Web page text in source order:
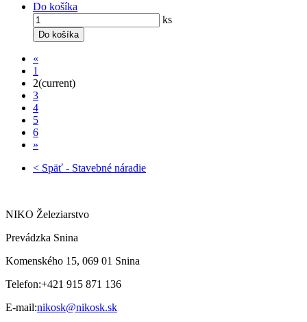
Do košíka
ks
Do košíka
«
1
2(current)
3
4
5
6
»
< Späť - Stavebné náradie
NIKO Železiarstvo
Prevádzka Snina
Komenského 15, 069 01 Snina
Telefon:+421 915 871 136
E-mail:nikosk@nikosk.sk